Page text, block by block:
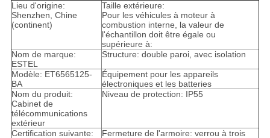
Lieu d'origine:
Shenzhen, Chine
(continent)
Taille extérieure:
Pour les véhicules à moteur à
combustion interne, la valeur de
l'échantillon doit être égale ou
supérieure à:
Nom de marque:
ESTEL
Structure: double paroi, avec isolation
Modèle: ET6565125-
BA
Équipement pour les appareils
électroniques et les batteries
Nom du produit:
Cabinet de
télécommunications
extérieur
Niveau de protection: IP55
Certification suivante:
Fermeture de l'armoire: verrou à trois